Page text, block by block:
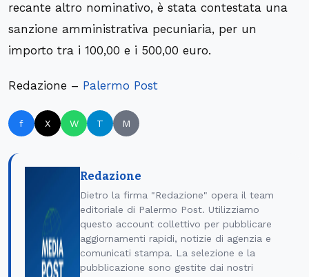
recante altro nominativo, è stata contestata una
sanzione amministrativa pecuniaria, per un
importo tra i 100,00 e i 500,00 euro.
Redazione – Palermo Post
f X W T M
Redazione
Dietro la firma "Redazione" opera il team
editoriale di Palermo Post. Utilizziamo
questo account collettivo per pubblicare
aggiornamenti rapidi, notizie di agenzia e
comunicati stampa. La selezione e la
pubblicazione sono gestite dai nostri